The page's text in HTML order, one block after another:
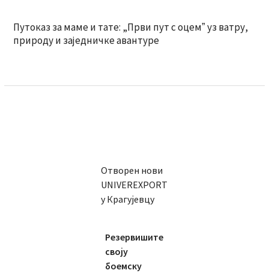
Путоказ за маме и тате: „Први пут с оцемˮ уз ватру,
природу и заједничке авантуре
Отворен нови
UNIVEREXPORT
у Крагујевцу
Резервишите
своју
боемску